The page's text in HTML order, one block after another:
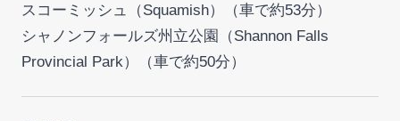
スコーミッシュ（Squamish）（車で約53分）
シャノンフォールズ州立公園（Shannon Falls
Provincial Park）（車で約50分）